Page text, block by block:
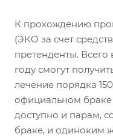
К прохождению
(ЭКО за счет
претенденты.
году смогут
лечение порядка
официальном браке
доступно и парам,
браке, и одиноким